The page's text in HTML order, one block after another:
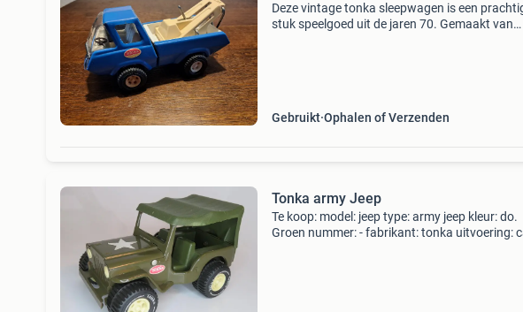
Deze vintage tonka sleepwagen is een
stuk speelgoed uit de jaren 70. Gemaakt van
Gebruikt Ophalen of Verzenden
Tonka army Jeep
Te koop: model: jeep type: army jeep kleur: do.
Groen nummer: - fabrikant: tonka uitvoering: